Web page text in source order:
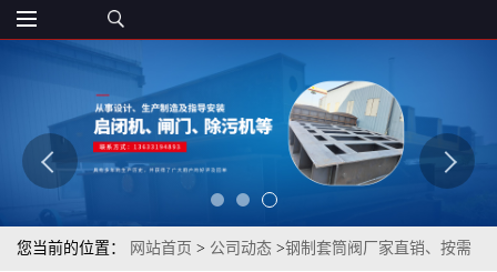
您当前的位置： 网站首页 > 公司动态 >钢制套筒阀厂家直销、按需